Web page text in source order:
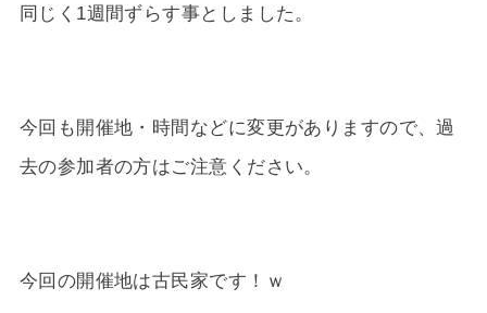
同じく1週間ずらす事としました。
今回も開催地・時間などに変更がありますので、過
去の参加者の方はご注意ください。
今回の開催地は古民家です！ｗ